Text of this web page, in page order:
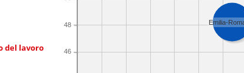
del lavoro
46
48 Emilia-